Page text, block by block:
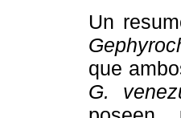
Un
que
G.